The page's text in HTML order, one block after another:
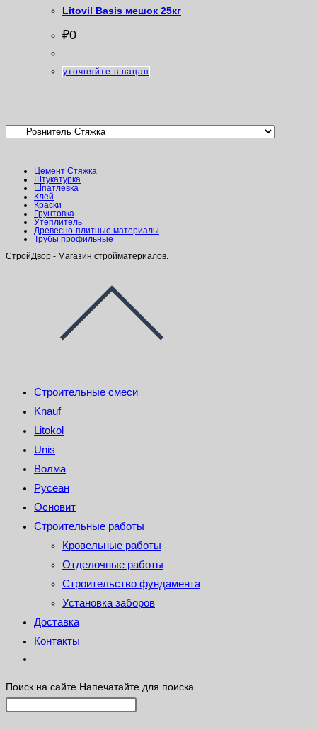
Litovil Basis мешок 25кг
₽0
уточняйте в вацап
Цемент Стяжка
Штукатурка
Шпатлевка
Клей
Краски
Грунтовка
Утеплитель
Древесно-плитные материалы
Трубы профильные
СтройДвор - Магазин стройматериалов.
Строительные смеси
Knauf
Litokol
Unis
Волма
Русеан
Основит
Строительные работы
Кровельные работы
Отделочные работы
Строительство фундамента
Установка заборов
Доставка
Контакты
Поиск на сайте Напечатайте для поиска